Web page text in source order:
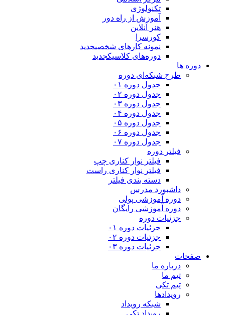
تکنولوژی
آموزش از راه دور
هنر آنلاین
کورسرا
نمونه کارهای شخصیجدید
دوره‌های کلاسیکجدید
دوره ها
طرح شبکه‌ای دوره
جدول دوره ۰۱
جدول دوره ۰۲
جدول دوره ۰۳
جدول دوره ۰۴
جدول دوره ۰۵
جدول دوره ۰۶
جدول دوره ۰۷
فیلتر دوره
فیلتر نوار کناری چپ
فیلتر نوار کناری راست
دسته بندی فیلتر
داشبورد مدرس
دوره آموزشی پولی
دوره آموزشی رایگان
جزئیات دوره
جزئیات دوره ۰۱
جزئیات دوره ۰۲
جزئیات دوره ۰۳
صفحات
درباره ما
تیم ما
تیم تکی
رویدادها
شبکه رویداد
رویداد تکی